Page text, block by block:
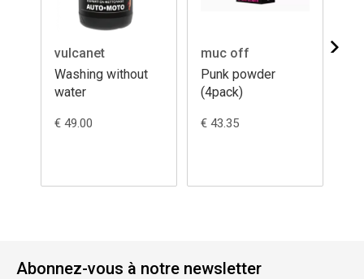
vulcanet
Washing without
water
€ 49.00
muc off
Punk powder
(4pack)
€ 43.35
Abonnez-vous à notre newsletter